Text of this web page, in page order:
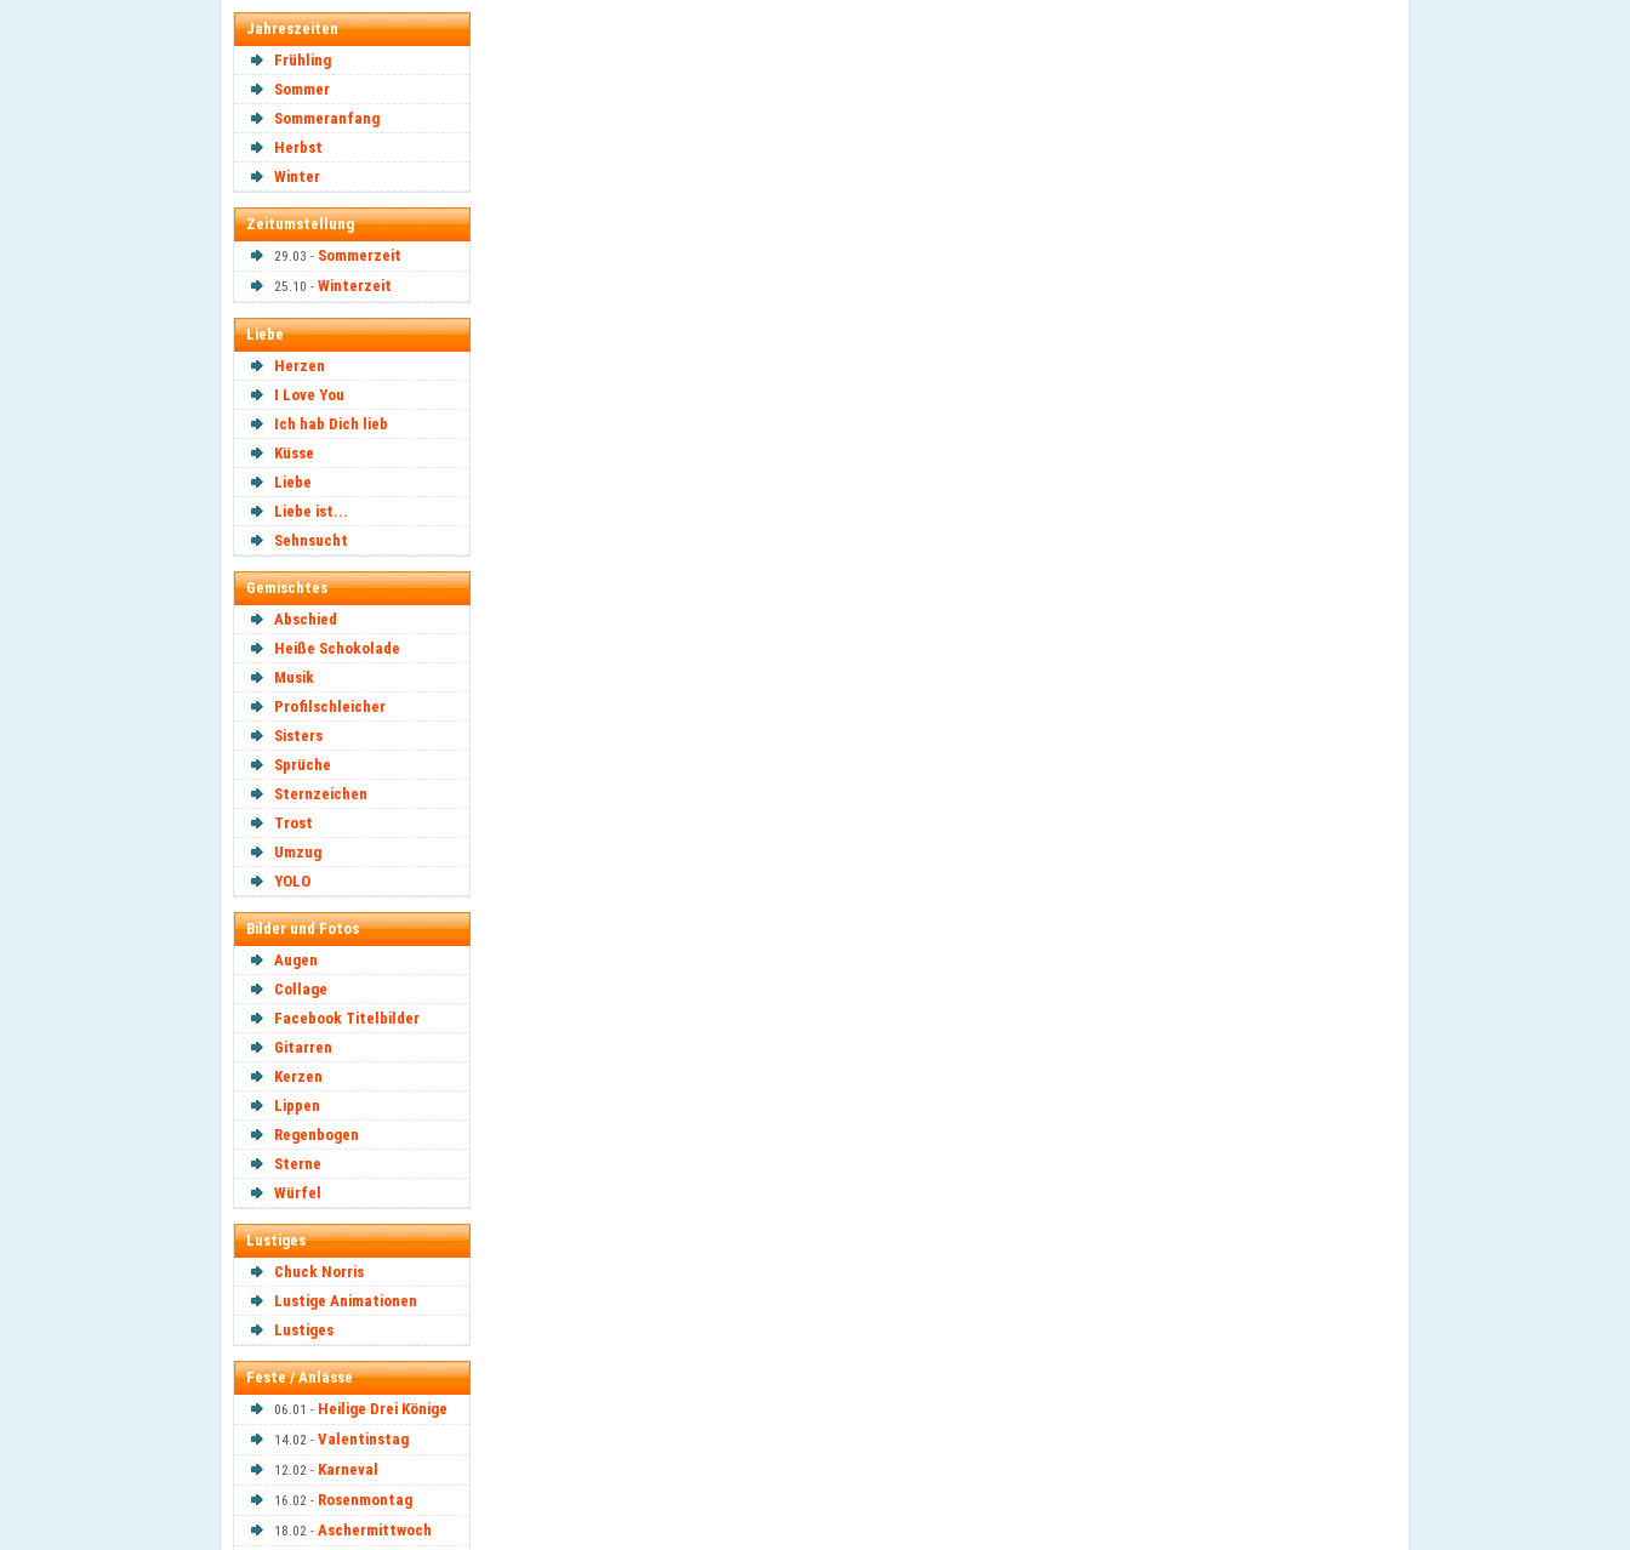
Jahreszeiten
Frühling
Sommer
Sommeranfang
Herbst
Winter
Zeitumstellung
29.03 - Sommerzeit
25.10 - Winterzeit
Liebe
Herzen
I Love You
Ich hab Dich lieb
Küsse
Liebe
Liebe ist...
Sehnsucht
Gemischtes
Abschied
Heiße Schokolade
Musik
Profilschleicher
Sisters
Sprüche
Sternzeichen
Trost
Umzug
YOLO
Bilder und Fotos
Augen
Collage
Facebook Titelbilder
Gitarren
Kerzen
Lippen
Regenbogen
Sterne
Würfel
Lustiges
Chuck Norris
Lustige Animationen
Lustiges
Feste / Anlässe
06.01 - Heilige Drei Könige
14.02 - Valentinstag
12.02 - Karneval
16.02 - Rosenmontag
18.02 - Aschermittwoch